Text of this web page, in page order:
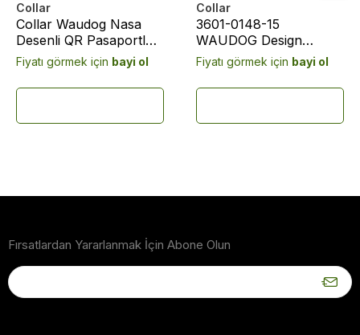
Collar
Collar Waudog Nasa
Desenli QR Pasaportlu
Köpek Boyun Tasması
21-29 Cm (0013-0047-
15) Beyaz
Fiyatı görmek için bayi ol
Collar
3601-0148-15
WAUDOG Design
genuine leather dog
collar with QR passport,
"NASA21" design, XS,
white
Fiyatı görmek için bayi ol
Fırsatlardan Yararlanmak İçin Abone Olun